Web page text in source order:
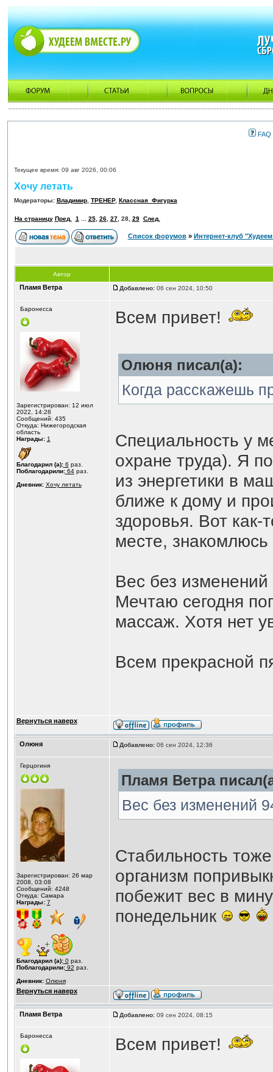
FAQ
Текущее время: 09 авг 2026, 00:06
Хочу летать
Модераторы: Владимир, ТРЕНЕР, Классная_Фигурка
На страницу Пред. 1 25, 26, 27, 28, 29 След.
Список форумов» Интернет-клуб
Автор
Пламя Ветра Добавлено:06 сен 2024, 10:50
Баронесса
Зарегистрирован: 12 июл
2022, 14:28
Сообщений: 435
Откуда: Нижегородская
область
Награды: 1
Благодарил (а):6 раз.
Поблагодарили:64раз.
Дневник: Хочу летать
Всем привет!
Олюня писал(а):
Когда расскажешь
Специальность у
охране труда). Я
из энергетики в
ближе к дому и
здоровья. Вот
месте,
Вес без
Мечтаю сегодня
массаж. Хотя нет
Всем прекрасной
Вернуться наверх
Олюня Добавлено:06 сен 2024, 12:36
Герцогиня
Зарегистрирован: 26 мар
2008, 03:08
Сообщений: 4248
Откуда: Самара
Награды: 7
Благодарил (а):0раз.
Поблагодарили:92 раз.
Дневник: Олюня
Пламя Ветра
Вес без изменений
Стабильность
организм
побежит вес в
понедельник
Вернуться наверх
Пламя Ветра Добавлено:09 сен 2024, 08:15
Баронесса Всем привет!